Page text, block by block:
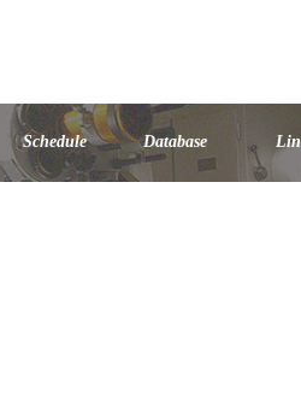
Schedule Database